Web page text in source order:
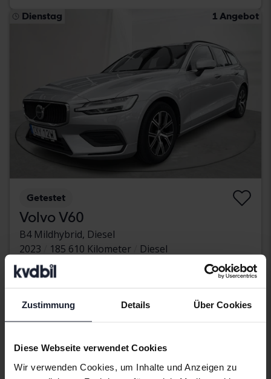
Zustimmung Details Über Cookies
Diese Webseite verwendet Cookies
Wir verwenden Cookies, um Inhalte und Anzeigen zu
Dienstag 1 Angebot
Getestet
Volvo V60
B4 Mildhybrid, Diesel
2023
185 610 Kilometer
Diesel
Linköping (Jägarvallen)
Höchstgebot: 118 000 SEK
Mit Finanzierung 1 005 SEK/Monat
Aug. 20